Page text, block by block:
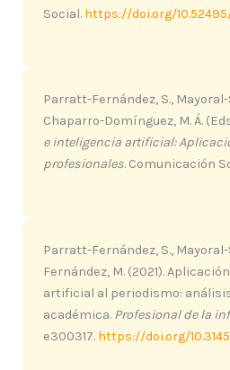
Social. https://doi.org/
Parratt-Fernández, S., Mayoral-
Chaparro-Domínguez, M. Á.
e inteligencia artificial:
profesionales. Comunicación
Parratt-Fernández, S.,
Fernández, M. (2021).
artificial al periodismo:
académica. Profesional de la
e300317. https://doi.org/